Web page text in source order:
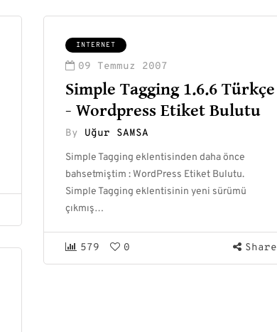
INTERNET
09 Temmuz 2007
Simple Tagging 1.6.6 Türkçe
- Wordpress Etiket Bulutu
By Uğur SAMSA
Simple Tagging eklentisinden daha önce
bahsetmiştim : WordPress Etiket Bulutu.
Simple Tagging eklentisinin yeni sürümü
çıkmış…
579 0 Share